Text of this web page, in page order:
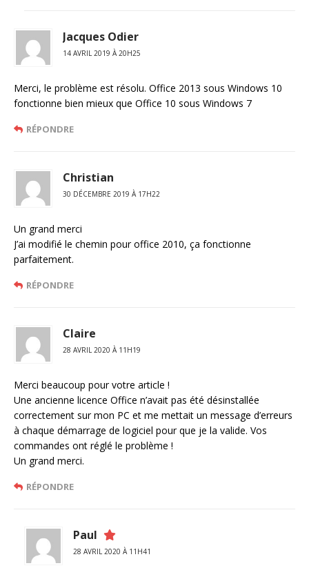
Jacques Odier
14 AVRIL 2019 À 20H25
Merci, le problème est résolu. Office 2013 sous Windows 10
fonctionne bien mieux que Office 10 sous Windows 7
RÉPONDRE
Christian
30 DÉCEMBRE 2019 À 17H22
Un grand merci
J’ai modifié le chemin pour office 2010, ça fonctionne
parfaitement.
RÉPONDRE
Claire
28 AVRIL 2020 À 11H19
Merci beaucoup pour votre article !
Une ancienne licence Office n’avait pas été désinstallée
correctement sur mon PC et me mettait un message d’erreurs
à chaque démarrage de logiciel pour que je la valide. Vos
commandes ont réglé le problème !
Un grand merci.
RÉPONDRE
Paul
28 AVRIL 2020 À 11H41